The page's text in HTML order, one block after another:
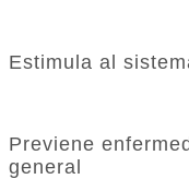
Estimula al
Previene
general